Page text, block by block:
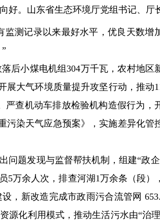
好。山东省生态环境厅党组书记、厅
监测记录以来最好水平，优良天数增
小煤电机组304万千瓦，农村地区
展大气环境质量提升攻坚行动，推动
严查机动车排放检验机构造假行为，
污染天气应急预案》，实施差异化管
问题发现与监督帮扶机制，组建“政
5万余人次，排查河湖1万余条（段）
，新改造完成市政雨污合流管网
源化利用模式，推动生活污水由“治